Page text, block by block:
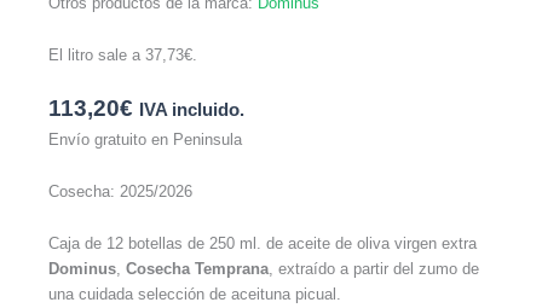
El litro sale a 37,73€.
113,20€ IVA incluido.
Envío gratuito en Peninsula
Cosecha: 2025/2026
Caja de 12 botellas de 250 ml. de aceite de oliva virgen extra
Dominus, Cosecha Temprana, extraído a partir del zumo de
una cuidada selección de aceituna picual.